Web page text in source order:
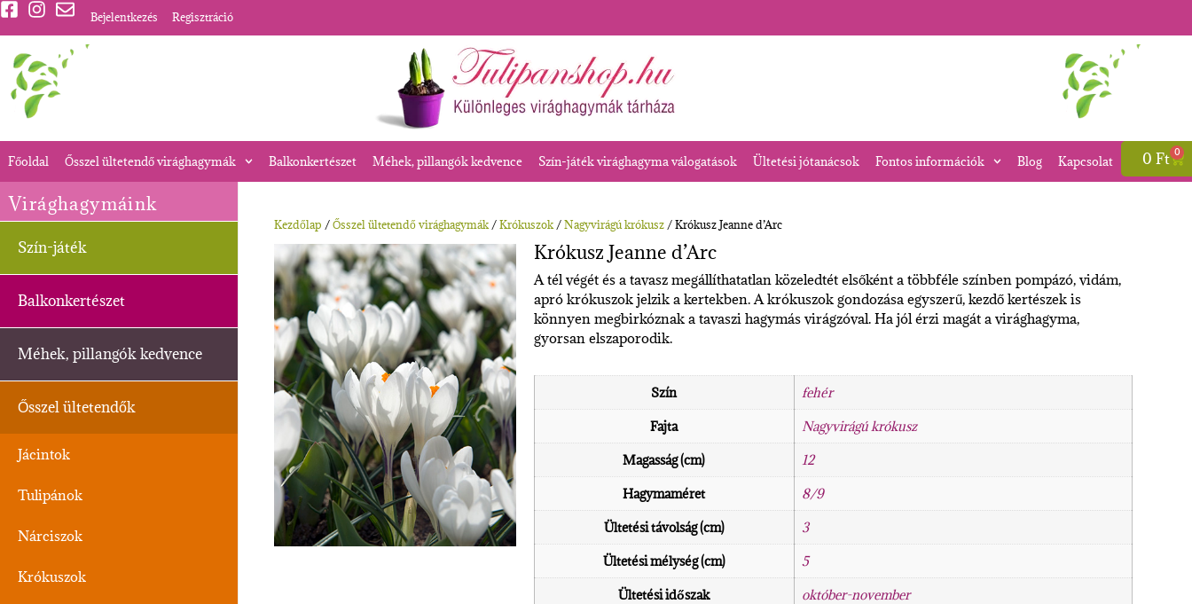
Bejelentkezés Regisztráció
Főoldal Ősszel ültetendő virághagymák Balkonkertészet Méhek, pillangók kedvence Szín-játék virághagyma válogatások Ültetési jótanácsok Fontos információk Blog Kapcsolat 0Ft 0
Virághagymáink
Szín-játék
Balkonkertészet
Méhek, pillangók kedvence
Ősszel ültetendők
Jácintok
Tulipánok
Nárciszok
Krókuszok
Kezdőlap /Ősszel ültetendő virághagymák/Krókuszok/Nagyvirágú krókusz/ Krókusz Jeanne d’Arc
Krókusz Jeanne d’Arc
A tél végét és a tavasz megállíthatatlan közeledtét elsőként a többféle színben pompázó, vidám,
apró krókuszok jelzik a kertekben. A krókuszok gondozása egyszerű, kezdő kertészek is
könnyen megbirkóznak a tavaszi hagymás virágzóval. Ha jól érzi magát a virághagyma,
gyorsan elszaporodik.
Szín
fehér
Fajta
Nagyvirágú krókusz
Magasság (cm)
12
Hagymaméret
8/9
Ültetési távolság (cm)
3
Ültetési mélység (cm)
5
Ültetési időszak
október-november